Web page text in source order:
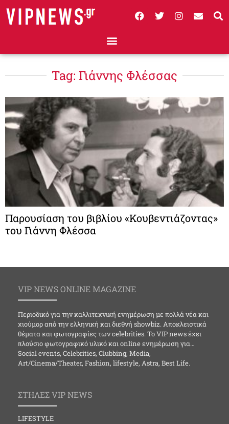
Tag: Γιάννης Φλέσσας
Παρουσίαση του βιβλίου «Κουβεντιάζοντας»
του Γιάννη Φλέσσα
VIP NEWS ONLINE MAGAZINE
Περιοδικό για την καλλιτεχνική ενημέρωση με πολλά νέα και
χιούμορ από την ελληνική και διεθνή showbiz. Αποκλειστικά
θέματα και φωτογραφίες των celebrities. Το VIP news έχει
πλούσιο φωτογραφικό υλικό και online ενημέρωση για…
Social events, Celebrities, Clubbing, Media,
Art/Cinema/Theater, Fashion, lifestyle, Astra, Best Life.
ΣΤΗΛΕΣ VIP NEWS
LIFESTYLE